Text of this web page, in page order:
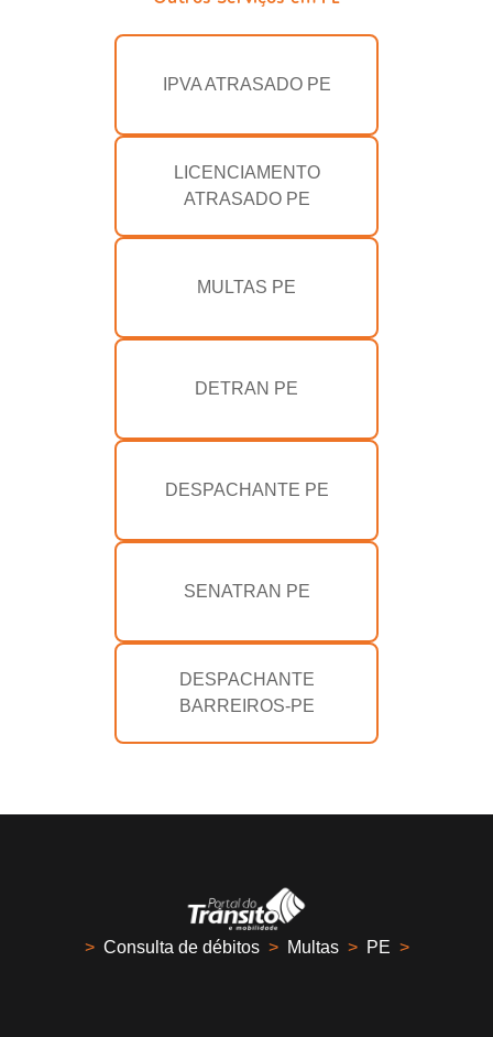
IPVA ATRASADO PE
LICENCIAMENTO
ATRASADO PE
MULTAS PE
DETRAN PE
DESPACHANTE PE
SENATRAN PE
DESPACHANTE
BARREIROS-PE
> Consulta de débitos > Multas > PE >